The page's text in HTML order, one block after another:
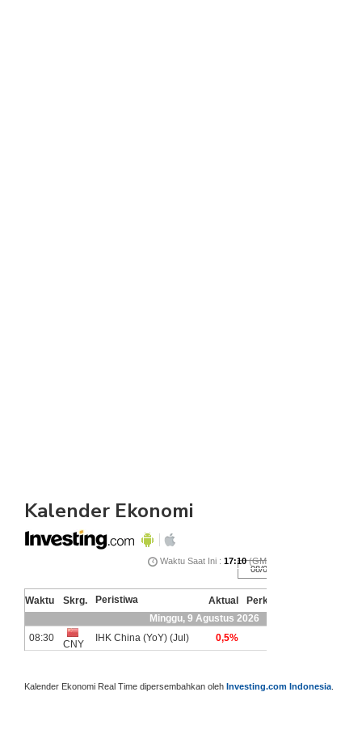
Kalender Ekonomi
Kalender Ekonomi Real Time dipersembahkan oleh Investing.com Indonesia